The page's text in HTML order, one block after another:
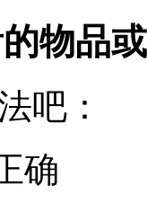
物品
吧：
确